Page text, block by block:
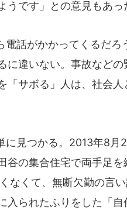
です」との意見もあっ
話がかかってくるだろ
に違いない。事故などの
「サボる」人は、社会人
見つかる。2013年8月
谷の集合住宅で両手足
くて、無断欠勤の言い
入られたふりをした「